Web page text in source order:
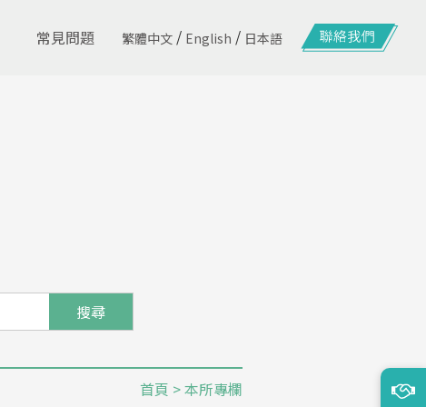
常見問題 繁體中文 / English / 日本語
搜尋
首頁 > 本所專欄